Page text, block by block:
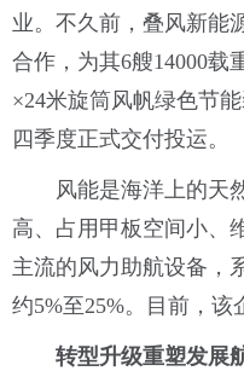
业。不久前，叠风新能
合作，为其6艘14000载
×24米旋筒风帆绿色节
四季度正式交付投运。
风能是海洋上的天
高、占用甲板空间小、
主流的风力助航设备，
约5%至25%。目前，该
转型升级重塑发展